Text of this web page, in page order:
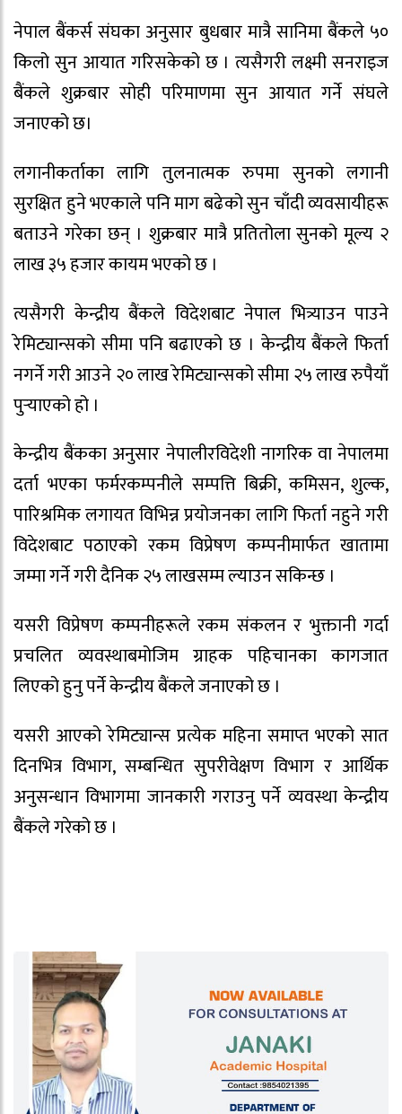
नेपाल बैंकर्स संघका अनुसार बुधबार मात्रै सानिमा बैंकले ५०
किलो सुन आयात गरिसकेको छ । त्यसैगरी लक्ष्मी सनराइज
बैंकले शुक्रबार सोही परिमाणमा सुन आयात गर्ने संघले
जनाएको छ।
लगानीकर्ताका लागि तुलनात्मक रुपमा सुनको लगानी
सुरक्षित हुने भएकाले पनि माग बढेको सुन चाँदी व्यवसायीहरू
बताउने गरेका छन् । शुक्रबार मात्रै प्रतितोला सुनको मूल्य २
लाख ३५ हजार कायम भएको छ ।
त्यसैगरी केन्द्रीय बैंकले विदेशबाट नेपाल भित्र्याउन पाउने
रेमिट्यान्सको सीमा पनि बढाएको छ । केन्द्रीय बैंकले फिर्ता
नगर्ने गरी आउने २० लाख रेमिट्यान्सको सीमा २५ लाख रुपैयाँ
पुर्‍याएको हो ।
केन्द्रीय बैंकका अनुसार नेपालीरविदेशी नागरिक वा नेपालमा
दर्ता भएका फर्मरकम्पनीले सम्पत्ति बिक्री, कमिसन, शुल्क,
पारिश्रमिक लगायत विभिन्न प्रयोजनका लागि फिर्ता नहुने गरी
विदेशबाट पठाएको रकम विप्रेषण कम्पनीमार्फत खातामा
जम्मा गर्ने गरी दैनिक २५ लाखसम्म ल्याउन सकिन्छ ।
यसरी विप्रेषण कम्पनीहरूले रकम संकलन र भुक्तानी गर्दा
प्रचलित व्यवस्थाबमोजिम ग्राहक पहिचानका कागजात
लिएको हुनु पर्ने केन्द्रीय बैंकले जनाएको छ ।
यसरी आएको रेमिट्यान्स प्रत्येक महिना समाप्त भएको सात
दिनभित्र विभाग, सम्बन्धित सुपरीवेक्षण विभाग र आर्थिक
अनुसन्धान विभागमा जानकारी गराउनु पर्ने व्यवस्था केन्द्रीय
बैंकले गरेको छ ।